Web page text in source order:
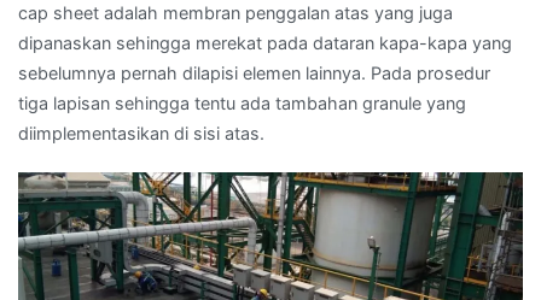
cap sheet adalah membran penggalan atas yang juga
dipanaskan sehingga merekat pada dataran kapa-kapa yang
sebelumnya pernah dilapisi elemen lainnya. Pada prosedur
tiga lapisan sehingga tentu ada tambahan granule yang
diimplementasikan di sisi atas.